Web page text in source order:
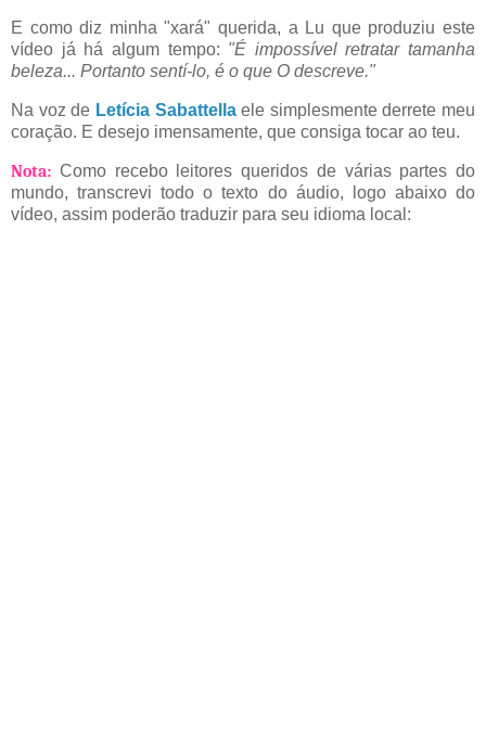
E como diz minha "xará" querida, a Lu que produziu este
vídeo já há algum tempo: "É impossível retratar tamanha
beleza... Portanto sentí-lo, é o que O descreve."
Na voz de Letícia Sabattellaele simplesmente derrete meu
coração. E desejo imensamente, que consiga tocar ao teu.
Nota: Como recebo leitores queridos de várias partes do
mundo, transcrevi todo o texto do áudio, logo abaixo do
vídeo, assim poderão traduzir para seu idioma local: